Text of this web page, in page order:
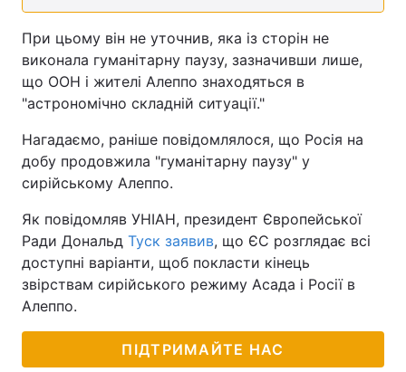
При цьому він не уточнив, яка із сторін не
виконала гуманітарну паузу, зазначивши лише,
що ООН і жителі Алеппо знаходяться в
"астрономічно складній ситуації."
Нагадаємо, раніше повідомлялося, що Росія на
добу продовжила "гуманітарну паузу" у
сирійському Алеппо.
Як повідомляв УНІАН, президент Європейської
Ради Дональд Туск заявив, що ЄС розглядає всі
доступні варіанти, щоб покласти кінець
звірствам сирійського режиму Асада і Росії в
Алеппо.
ПІДТРИМАЙТЕ НАС